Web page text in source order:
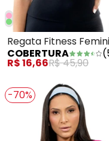
Regata Fitness
Cropped Rosa
COBERTURA (
R$ 16,66R$ 45,90
-70%